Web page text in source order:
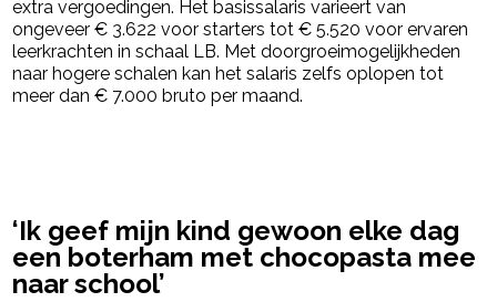
extra vergoedingen. Het basissalaris varieert van
ongeveer € 3.622 voor starters tot € 5.520 voor ervaren
leerkrachten in schaal LB. Met doorgroeimogelijkheden
naar hogere schalen kan het salaris zelfs oplopen tot
meer dan € 7.000 bruto per maand.
‘Ik geef mijn kind gewoon elke dag
een boterham met chocopasta mee
naar school’